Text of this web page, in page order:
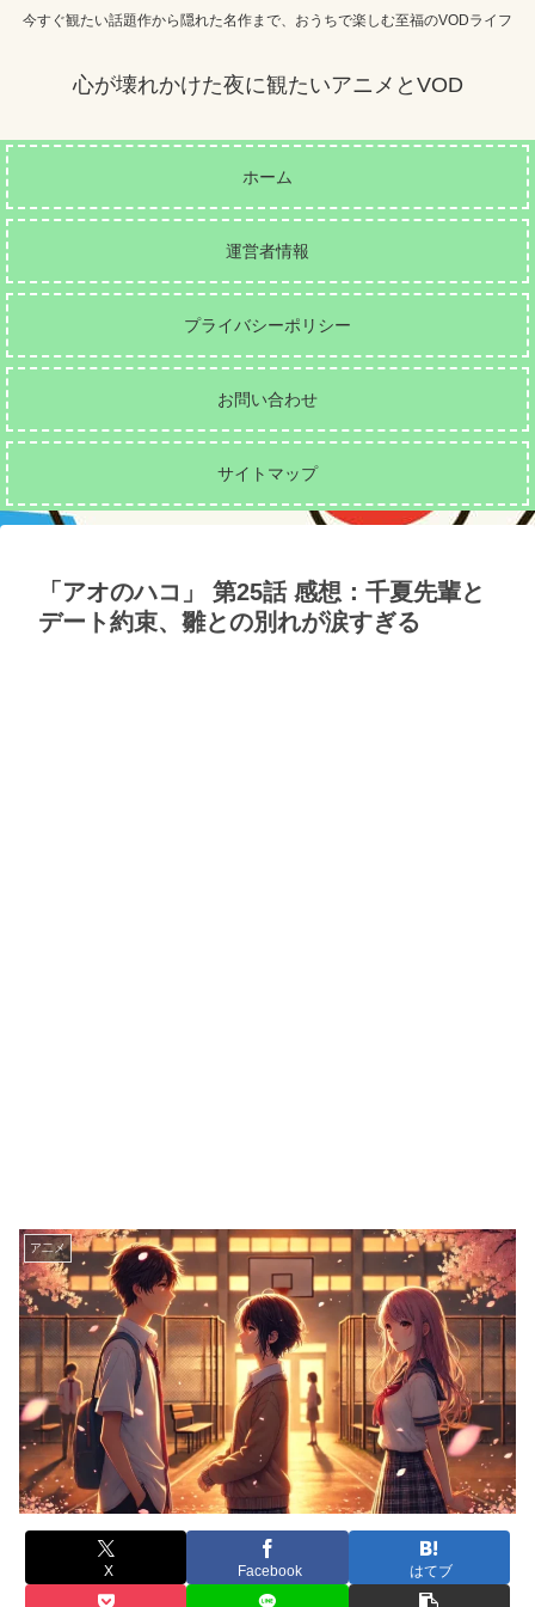
今すぐ観たい話題作から隠れた名作まで、おうちで楽しむ至福のVODライフ
心が壊れかけた夜に観たいアニメとVOD
ホーム
運営者情報
プライバシーポリシー
お問い合わせ
サイトマップ
「アオのハコ」 第25話 感想：千夏先輩と
デート約束、雛との別れが涙すぎる
ア二メ
X Facebook はてブ